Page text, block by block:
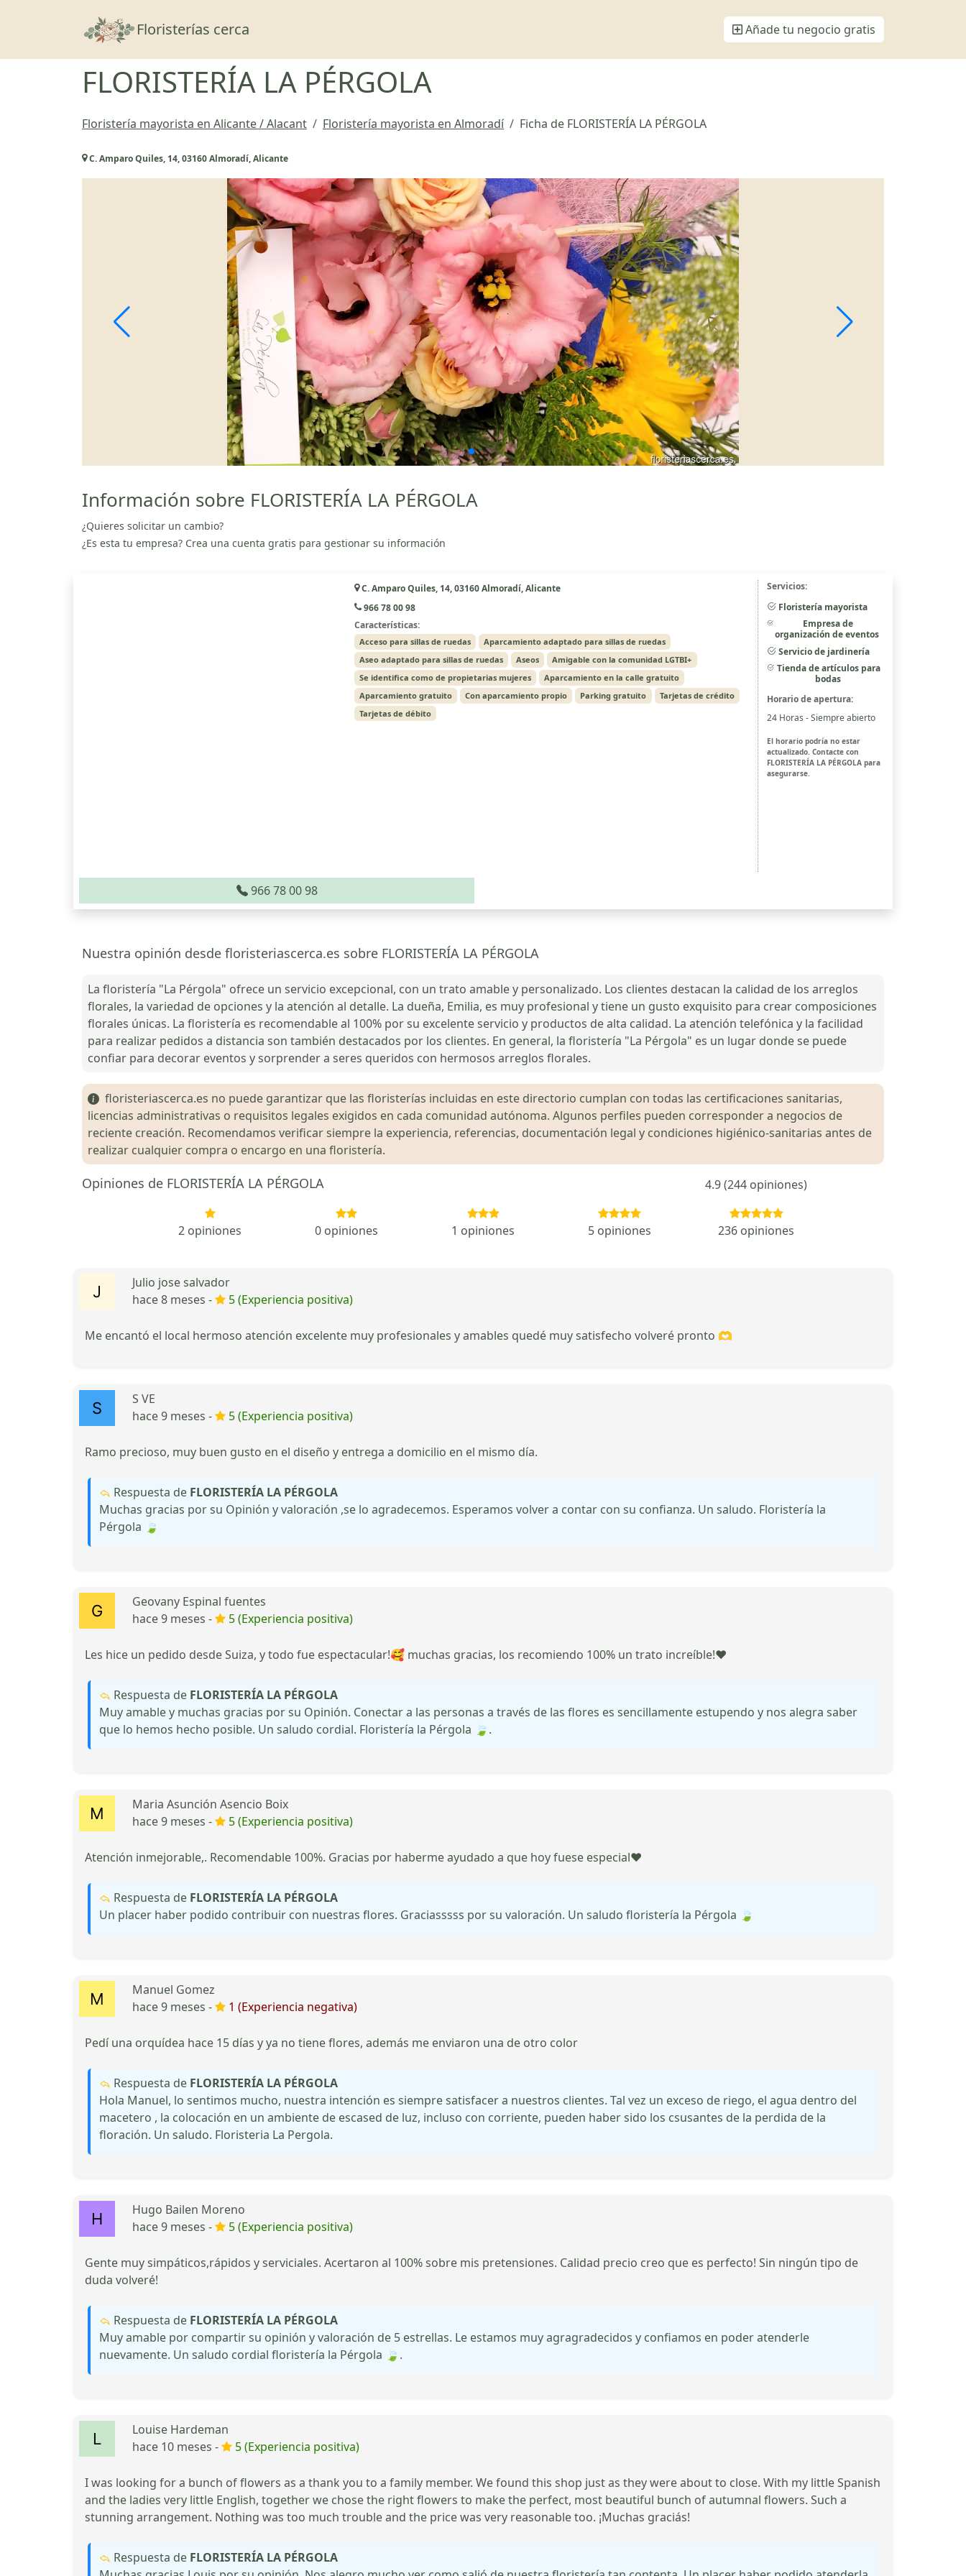
Floristerías cerca Añade tu negocio gratis
FLORISTERÍA LA PÉRGOLA
Floristería mayorista en Alicante / Alacant Floristería mayorista en Almoradí Ficha de FLORISTERÍA LA PÉRGOLA
C. Amparo Quiles, 14, 03160 Almoradí, Alicante
Información sobre FLORISTERÍA LA PÉRGOLA
¿Quieres solicitar un cambio?
¿Es esta tu empresa? Crea una cuenta gratis para gestionar su información
C. Amparo Quiles, 14, 03160 Almoradí, Alicante
966 78 00 98
Características:
Acceso para sillas de ruedas
Aparcamiento adaptado para sillas de ruedas
Aseo adaptado para sillas de ruedas
Aseos
Amigable con la comunidad LGTBI+
Se identifica como de propietarias mujeres
Aparcamiento en la calle gratuito
Aparcamiento gratuito
Con aparcamiento propio Parking gratuito
Tarjetas de crédito
Tarjetas de débito
Servicios:
Floristería mayorista
Empresa de
organización de eventos
Servicio de jardinería
Tienda de artículos para
bodas
Horario de apertura:
24 Horas - Siempre abierto
El horario podría no estar
actualizado. Contacte con
FLORISTERÍA LA PÉRGOLA para
asegurarse.
966 78 00 98
Nuestra opinión desde floristeriascerca.es sobre FLORISTERÍA LA PÉRGOLA
La floristería "La Pérgola" ofrece un servicio excepcional, con un trato amable y personalizado. Los clientes destacan la calidad de los arreglos
florales, la variedad de opciones y la atención al detalle. La dueña, Emilia, es muy profesional y tiene un gusto exquisito para crear composiciones
florales únicas. La floristería es recomendable al 100% por su excelente servicio y productos de alta calidad. La atención telefónica y la facilidad
para realizar pedidos a distancia son también destacados por los clientes. En general, la floristería "La Pérgola" es un lugar donde se puede
confiar para decorar eventos y sorprender a seres queridos con hermosos arreglos florales.
floristeriascerca.es no puede garantizar que las floristerías incluidas en este directorio cumplan con todas las certificaciones sanitarias,
licencias administrativas o requisitos legales exigidos en cada comunidad autónoma. Algunos perfiles pueden corresponder a negocios de
reciente creación. Recomendamos verificar siempre la experiencia, referencias, documentación legal y condiciones higiénico-sanitarias antes de
realizar cualquier compra o encargo en una floristería.
Opiniones de FLORISTERÍA LA PÉRGOLA 4.9 (244 opiniones)
2 opiniones 0 opiniones 1 opiniones 5 opiniones 236 opiniones
Julio jose salvador
hace 8 meses -
5 (Experiencia positiva)
Me encantó el local hermoso atención excelente muy profesionales y amables quedé muy satisfecho volveré pronto 🫶
S VE
hace 9 meses -
5 (Experiencia positiva)
Ramo precioso, muy buen gusto en el diseño y entrega a domicilio en el mismo día.
Respuesta de FLORISTERÍA LA PÉRGOLA
Muchas gracias por su Opinión y valoración ,se lo agradecemos. Esperamos volver a contar con su confianza. Un saludo. Floristería la
Pérgola 🍃
Geovany Espinal fuentes
hace 9 meses -
5 (Experiencia positiva)
Les hice un pedido desde Suiza, y todo fue espectacular!🥰 muchas gracias, los recomiendo 100% un trato increíble!❤️
Respuesta de FLORISTERÍA LA PÉRGOLA
Muy amable y muchas gracias por su Opinión. Conectar a las personas a través de las flores es sencillamente estupendo y nos alegra saber
que lo hemos hecho posible. Un saludo cordial. Floristería la Pérgola 🍃.
Maria Asunción Asencio Boix
hace 9 meses -
5 (Experiencia positiva)
Atención inmejorable,. Recomendable 100%. Gracias por haberme ayudado a que hoy fuese especial❤️
Respuesta de FLORISTERÍA LA PÉRGOLA
Un placer haber podido contribuir con nuestras flores. Graciasssss por su valoración. Un saludo floristería la Pérgola 🍃
Manuel Gomez
hace 9 meses -
1 (Experiencia negativa)
Pedí una orquídea hace 15 días y ya no tiene flores, además me enviaron una de otro color
Respuesta de FLORISTERÍA LA PÉRGOLA
Hola Manuel, lo sentimos mucho, nuestra intención es siempre satisfacer a nuestros clientes. Tal vez un exceso de riego, el agua dentro del
macetero , la colocación en un ambiente de escased de luz, incluso con corriente, pueden haber sido los csusantes de la perdida de la
floración. Un saludo. Floristeria La Pergola.
Hugo Bailen Moreno
hace 9 meses -
5 (Experiencia positiva)
Gente muy simpáticos,rápidos y serviciales. Acertaron al 100% sobre mis pretensiones. Calidad precio creo que es perfecto! Sin ningún tipo de
duda volveré!
Respuesta de FLORISTERÍA LA PÉRGOLA
Muy amable por compartir su opinión y valoración de 5 estrellas. Le estamos muy agragradecidos y confiamos en poder atenderle
nuevamente. Un saludo cordial floristería la Pérgola 🍃.
Louise Hardeman
hace 10 meses -
5 (Experiencia positiva)
I was looking for a bunch of flowers as a thank you to a family member. We found this shop just as they were about to close. With my little Spanish
and the ladies very little English, together we chose the right flowers to make the perfect, most beautiful bunch of autumnal flowers. Such a
stunning arrangement. Nothing was too much trouble and the price was very reasonable too. ¡Muchas graciás!
Respuesta de FLORISTERÍA LA PÉRGOLA